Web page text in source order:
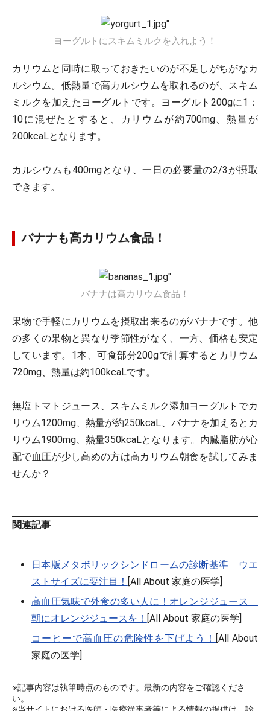
ヨーグルトにスキムミルクを入れよう！
カリウムと同時に取っておきたいのが不足しがちがなカ
ルシウム。低熱量で高カルシウムを取れるのが、スキム
ミルクを加えたヨーグルトです。ヨーグルト200gに1：
10に混ぜたとすると、カリウムが約700mg、熱量が
200kcaLとなります。
カルシウムも400mgとなり、一日の必要量の2/3が摂取
できます。
バナナも高カリウム食品！
バナナは高カリウム食品！
果物で手軽にカリウムを摂取出来るのがバナナです。他
の多くの果物と異なり季節性がなく、一方、価格も安定
しています。1本、可食部分200gで計算するとカリウム
720mg、熱量は約100kcaLです。
無塩トマトジュース、スキムミルク添加ヨーグルトでカ
リウム1200mg、熱量が約250kcaL、バナナを加えるとカ
リウム1900mg、熱量350kcaLとなります。内臓脂肪が心
配で血圧が少し高めの方は高カリウム朝食を試してみま
せんか？
関連記事
日本版メタボリックシンドロームの診断基準 ウエ
ストサイズに要注目！ [All About 家庭の医学]
高血圧気味で外食の多い人に！オレンジジュース
朝にオレンジジュースを！ [All About 家庭の医学]
コーヒーで高血圧の危険性を下げよう！ [All About
家庭の医学]
※記事内容は執筆時点のものです。最新の内容をご確認くださ
い。